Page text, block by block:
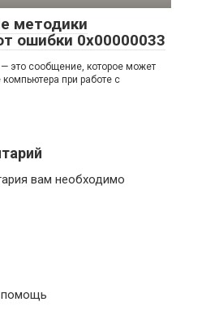
методики
ошибки 0x00000033
это сообщение, которое может
при работе с
вам необходимо
помощь